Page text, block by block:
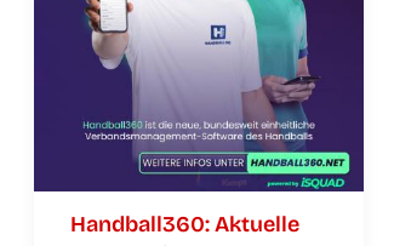
Handball360: Aktu­el­le